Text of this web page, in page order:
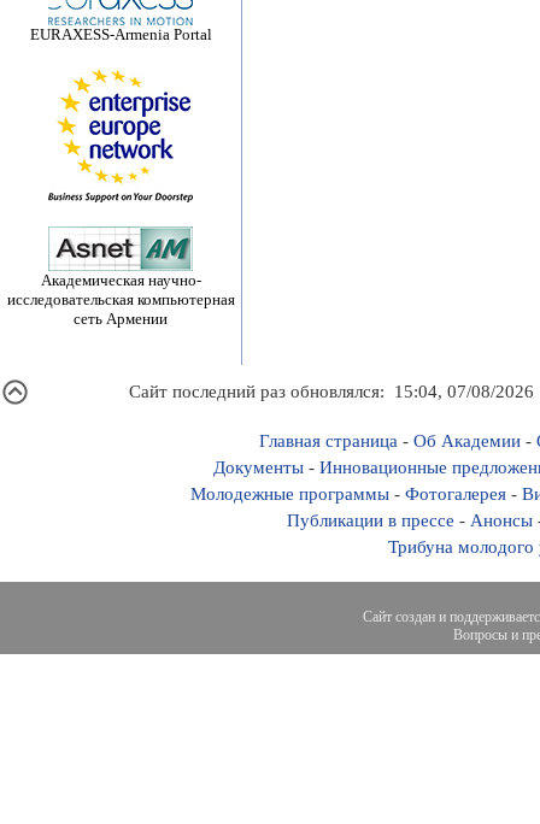
EURAXESS-Armenia Portal
Академическая научно-
исследовательская компьютерная
сеть Армении
Сайт последний раз обновлялся: 15:04, 07/08/2026
Главная страница - Об Академии-
Документы - Инновационные
Молодежные программы - Фотогалерея -
Публикации в прессе - Анонсы
Трибуна молодого
Сайт создан и
Вопросы и